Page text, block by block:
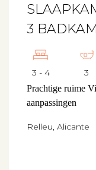
3
3 - 4 3
Prachtige ruime
aanpassingen
Relleu, Alicante